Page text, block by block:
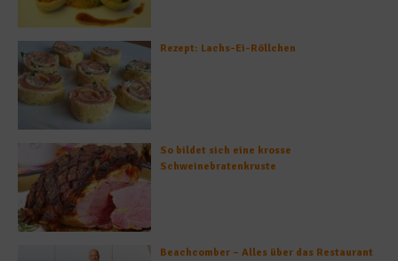
Rezept: Lachs-Ei-Röllchen
So bildet sich eine krosse
Schweinebratenkruste
Beachcomber – Alles über das Restaurant